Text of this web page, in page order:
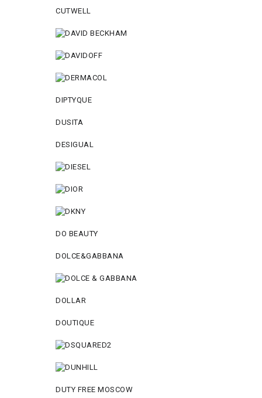
CUTWELL
DIPTYQUE
DUSITA
DESIGUAL
DO BEAUTY
DOLCE&GABBANA
DOLLAR
DOUTIQUE
DUTY FREE MOSCOW